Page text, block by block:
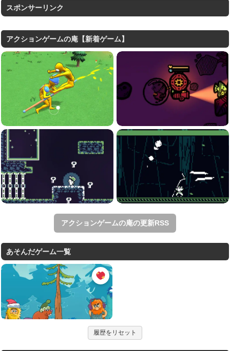
スポンサーリンク
アクションゲームの庵【新着ゲーム】
アクションゲームの庵の更新RSS
あそんだゲーム一覧
履歴をリセット